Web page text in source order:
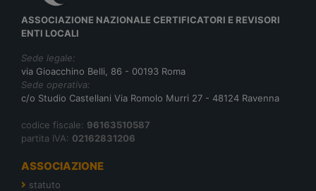
ASSOCIAZIONE NAZIONALE CERTIFICATORI E REVISORI
ENTI LOCALI
Sede legale:
via Gioacchino Belli, 86 - 00193 Roma
Sede operativa:
c/o Studio Castellani Via Romolo Murri 27 - 48124 Ravenna
codice fiscale: 96163510587
partita IVA: 02162831206
ASSOCIAZIONE
statuto